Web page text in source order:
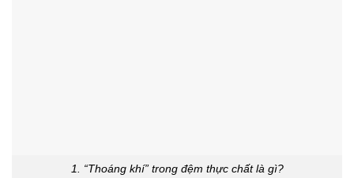
1. “Thoáng khí” trong đệm thực chất là gì?